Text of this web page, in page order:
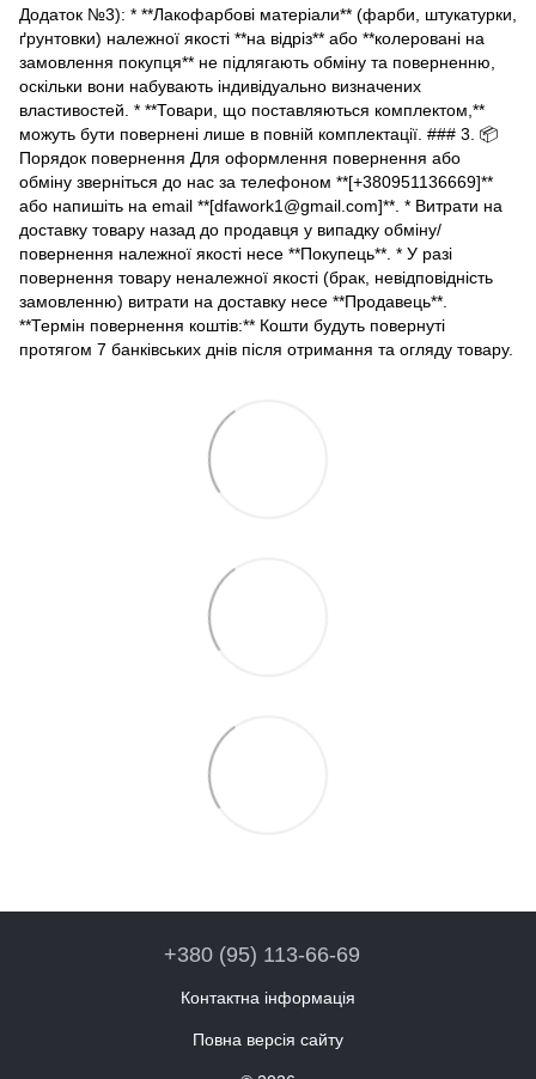
Додаток №3): * **Лакофарбові матеріали** (фарби, штукатурки,
ґрунтовки) належної якості **на відріз** або **колеровані на
замовлення покупця** не підлягають обміну та поверненню,
оскільки вони набувають індивідуально визначених
властивостей. * **Товари, що поставляються комплектом,**
можуть бути повернені лише в повній комплектації. ### 3. 📦
Порядок повернення Для оформлення повернення або
обміну зверніться до нас за телефоном **[+380951136669]**
або напишіть на email **[dfawork1@gmail.com]**. * Витрати на
доставку товару назад до продавця у випадку обміну/
повернення належної якості несе **Покупець**. * У разі
повернення товару неналежної якості (брак, невідповідність
замовленню) витрати на доставку несе **Продавець**.
**Термін повернення коштів:** Кошти будуть повернуті
протягом 7 банківських днів після отримання та огляду товару.
+380 (95) 113-66-69
Контактна інформація
Повна версія сайту